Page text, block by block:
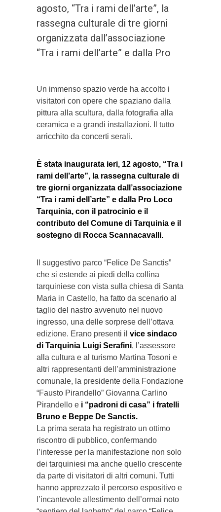
agosto, “Tra i rami dell’arte”, la
rassegna culturale di tre giorni
organizzata dall’associazione
“Tra i rami dell’arte” e dalla Pro
Un immenso spazio verde ha accolto i
visitatori con opere che spaziano dalla
pittura alla scultura, dalla fotografia alla
ceramica e a grandi installazioni. Il tutto
arricchito da concerti serali.
È stata inaugurata ieri, 12 agosto, “Tra i
rami dell’arte”, la rassegna culturale di
tre giorni organizzata dall’associazione
“Tra i rami dell’arte” e dalla Pro Loco
Tarquinia, con il patrocinio e il
contributo del Comune di Tarquinia e il
sostegno di Rocca Scannacavalli.
Il suggestivo parco “Felice De Sanctis”
che si estende ai piedi della collina
tarquiniese con vista sulla chiesa di Santa
Maria in Castello, ha fatto da scenario al
taglio del nastro avvenuto nel nuovo
ingresso, una delle sorprese dell’ottava
edizione. Erano presenti il vice sindaco
di Tarquinia Luigi Serafini, l’assessore
alla cultura e al turismo Martina Tosoni e
altri rappresentanti dell’amministrazione
comunale, la presidente della Fondazione
“Fausto Pirandello” Giovanna Carlino
Pirandello e i “padroni di casa” i fratelli
Bruno e Beppe De Sanctis.
La prima serata ha registrato un ottimo
riscontro di pubblico, confermando
l’interesse per la manifestazione non solo
dei tarquiniesi ma anche quello crescente
da parte di visitatori di altri comuni. Tutti
hanno apprezzato il percorso espositivo e
l’incantevole allestimento dell’ormai noto